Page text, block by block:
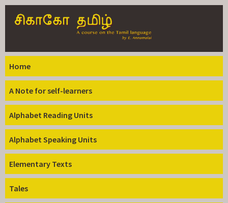
Skip to
main
content
Home
A Note for self-learners
Alphabet Reading Units
Alphabet Speaking Units
Elementary Texts
Tales